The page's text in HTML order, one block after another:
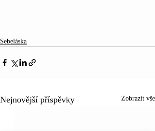
Sebeláska
Nejnovější příspěvky Zobrazit vše